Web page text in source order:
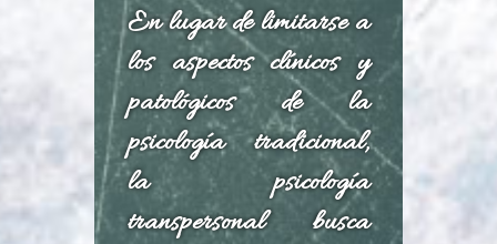
En lugar de limitarse a
los aspectos clínicos y
patológicos de la
psicología tradicional,
la psicología
transpersonal busca